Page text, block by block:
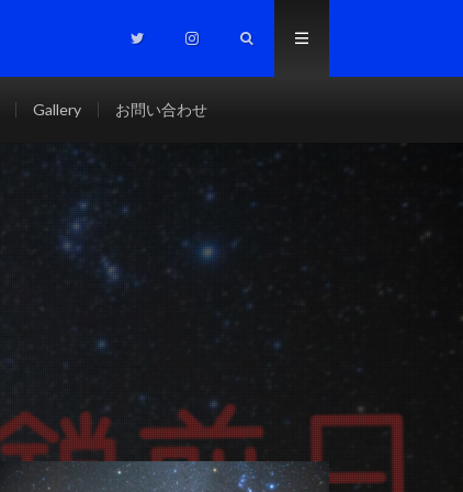
Gallery お問い合わせ